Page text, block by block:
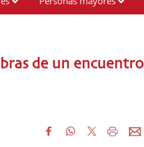
de un encuentro